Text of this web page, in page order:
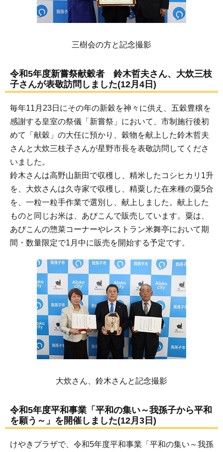
三樹会の方と記念撮影
令和5年度新嘗祭献穀者 鈴木哲夫さん、大炊三枝
子さんが表敬訪問しました(12月4日)
毎年11月23日にその年の新穀を神々に供え、五穀豊穣を
感謝する皇室の祭儀「新嘗祭」において、市制施行後初
めて「献穀」の大任に預かり、穀物を献上した鈴木哲夫
さんと大炊三枝子さんが星野市長を表敬訪問してくださ
いました。
鈴木さんは高野山新田で収穫し、精米したコシヒカリ1升
を、大炊さんは久寺家で収穫し、精粟した在来種の粟5合
を、一粒一粒手作業で選別し、献上しました。献上した
ものと同じお米は、あびこんで販売しています。粟は、
あびこんの惣菜コーナーやレストラン米舞亭において期
間・数量限定で1月中に販売を開始する予定です。
大炊さん、鈴木さんと記念撮影
令和5年度平和事業「平和の集い～我孫子から平和
を願う～」を開催しました(12月3日)
けやきプラザで、令和5年度平和事業「平和の集い～我孫